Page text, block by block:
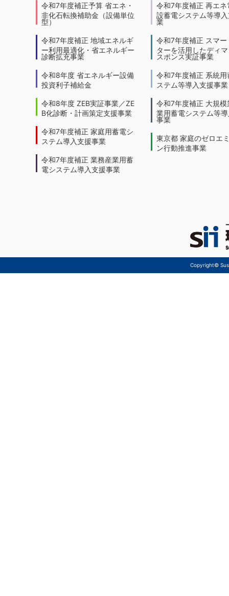
令和7年度補正予算 省エネ・
非化石転換補助金（設備単位
型）
令和7年度補正 地域エネルギ
ー利用最適化・省エネルギー
診断拡充事業
令和8年度 省エネルギー設備
投資利子補給金
令和8年度 ZEB実証事業／ZE
B化診断・計画策定支援事業
令和7年度補正 家庭用蓄電シ
ステム導入支援事業
令和7年度補正 業務産業用蓄
電システム導入支援事業
令和7年度補正 再エネ
設蓄電システム等導
業
令和7年度補正 スマー
ターを活用したディ
スポンス実証事業
令和7年度補正 系統用
ステム等導入支援事業
令和7年度補正 大規模
業用蓄電システム等
事業
東京都 家庭のゼロエ
ン行動推進事業
Copyright©